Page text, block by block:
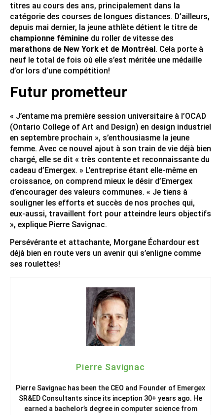
titres au cours des ans, principalement dans la
catégorie des courses de longues distances. D’ailleurs,
depuis mai dernier, la jeune athlète détient le titre de
championne féminine du roller de vitesse des
marathons de New York et de Montréal. Cela porte à
neuf le total de fois où elle s’est méritée une médaille
d’or lors d’une compétition!
Futur prometteur
« J’entame ma première session universitaire à l’OCAD
(Ontario College of Art and Design) en design industriel
en septembre prochain », s’enthousiasme la jeune
femme. Avec ce nouvel ajout à son train de vie déjà bien
chargé, elle se dit « très contente et reconnaissante du
cadeau d’Emergex. » L’entreprise étant elle-même en
croissance, on comprend mieux le désir d’Emergex
d’encourager des valeurs communes. « Je tiens à
souligner les efforts et succès de nos proches qui,
eux-aussi, travaillent fort pour atteindre leurs objectifs
», explique Pierre Savignac.
Persévérante et attachante, Morgane Échardour est
déjà bien en route vers un avenir qui s’enligne comme
ses roulettes!
Pierre Savignac
Pierre Savignac has been the CEO and Founder of Emergex
SR&ED Consultants since its inception 30+ years ago. He
earned a bachelor’s degree in computer science from